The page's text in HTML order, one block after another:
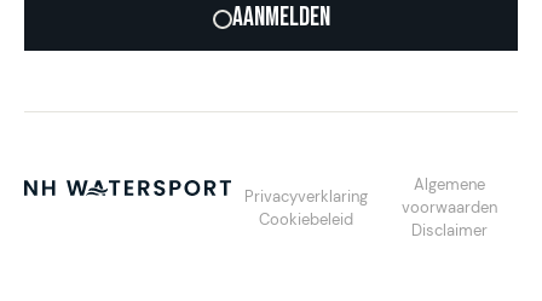
Aanmelden
Privacyverklaring
Cookiebeleid
Algemene
voorwaarden
Disclaimer